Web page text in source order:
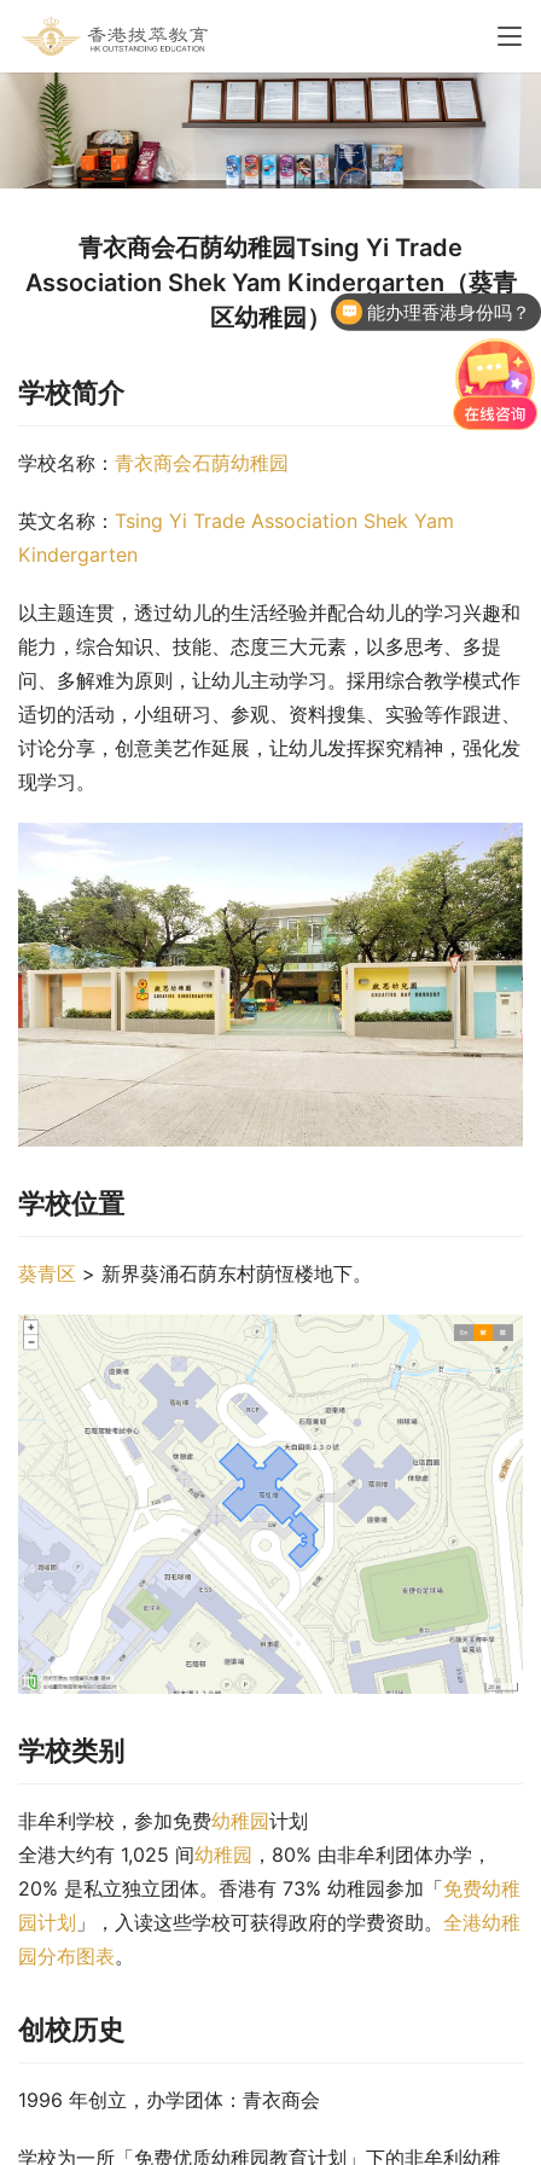
青衣商会石荫幼稚园Tsing Yi Trade
Association Shek Yam Kindergarten（葵青
区幼稚园）
学校简介
学校名称： 青衣商会石荫幼稚园
英文名称： Tsing Yi Trade Association Shek Yam
Kindergarten
以主题连贯，透过幼儿的生活经验并配合幼儿的学习兴趣和
能力，综合知识、技能、态度三大元素，以多思考、多提
问、多解难为原则，让幼儿主动学习。採用综合教学模式作
适切的活动，小组研习、参观、资料搜集、实验等作跟进、
讨论分享，创意美艺作延展，让幼儿发挥探究精神，强化发
现学习。
学校位置
葵青区 > 新界葵涌石荫东村荫恆楼地下。
学校类别
非牟利学校，参加免费幼稚园计划
全港大约有 1,025 间幼稚园 ，80% 由非牟利团体办学，
20% 是私立独立团体。香港有 73% 幼稚园参加「免费幼稚
园计划 」，入读这些学校可获得政府的学费资助。 全港幼稚
园分布图表。
创校历史
1996 年创立，办学团体：青衣商会
学校为一所「免费优质幼稚园教育计划」下的非牟利幼稚
能办理香港身份吗？